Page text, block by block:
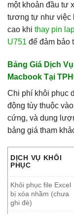
một khoản đầu tư
tương tự như việc
cao khi thay pin
U751 để đảm bảo
Bảng Giá Dịch
Macbook Tại
Chi phí khôi phục
động tùy thuộc
cứng, và dung
bảng giá tham
DỊCH VỤ KHÔI
PHỤC
Khôi phục file Excel
bị xóa nhầm (chưa
ghi đè)